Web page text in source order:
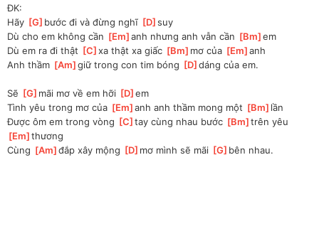
ĐK:
Hãy [G ]bước đi và đừng nghĩ [D ]
suy
Dù cho em không cần [Em ]
anh nhưng anh vẫn cần [Bm ]
em
Dù em ra đi thật [C ]
xa thật xa giấc [Bm ]mơ của [Em ]
anh
Anh thầm [Am ]
giữ trong con tim bóng [D ]
dáng của em.
Sẽ [G ]mãi mơ về em hỡi [D ]
em
Tình yêu trong mơ của [Em ]
anh anh thầm mong một [Bm ]lần
Được ôm em trong vòng [C ]tay cùng nhau bước [Bm ]trên yêu
Em ]thương
Cùng [Am ]
đắp xây mộng [D ]mơ mình sẽ mãi [G ]bên nhau.